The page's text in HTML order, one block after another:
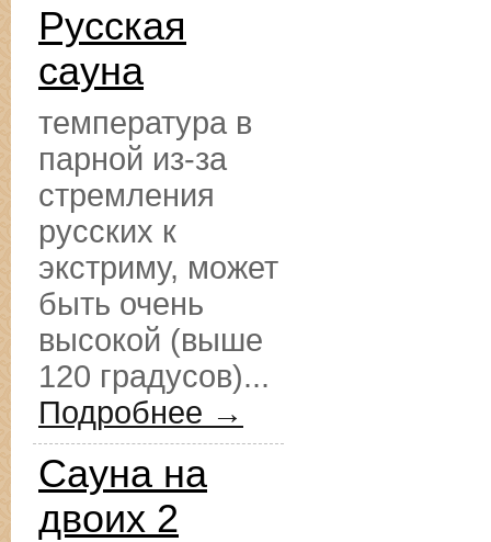
Русская
сауна
температура в
парной из-за
стремления
русских к
экстриму, может
быть очень
высокой (выше
120 градусов)...
Подробнее →
Сауна на
двоих 2